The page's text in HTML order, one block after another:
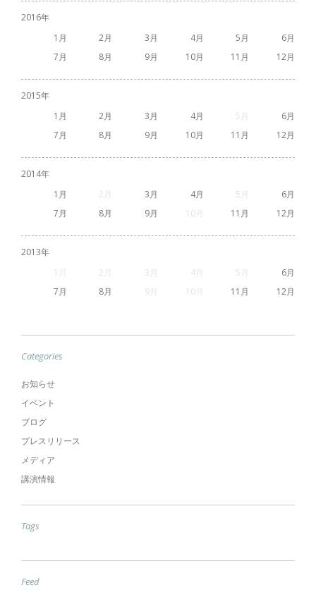
2016
1
2 3 4 5
6
7
8 9 10 11 12
2015
1
2 3 4 5
6
7
8 9 10 11 12
2014
1
2 3 4 5
6
7
8 9 10 11 12
2013
1
2 3 4 5
6
7
8 9 10 11 12
Categories
お知らせ
イベント
ブログ
プレスリリース
メディア
講演情報
Tags
Feed